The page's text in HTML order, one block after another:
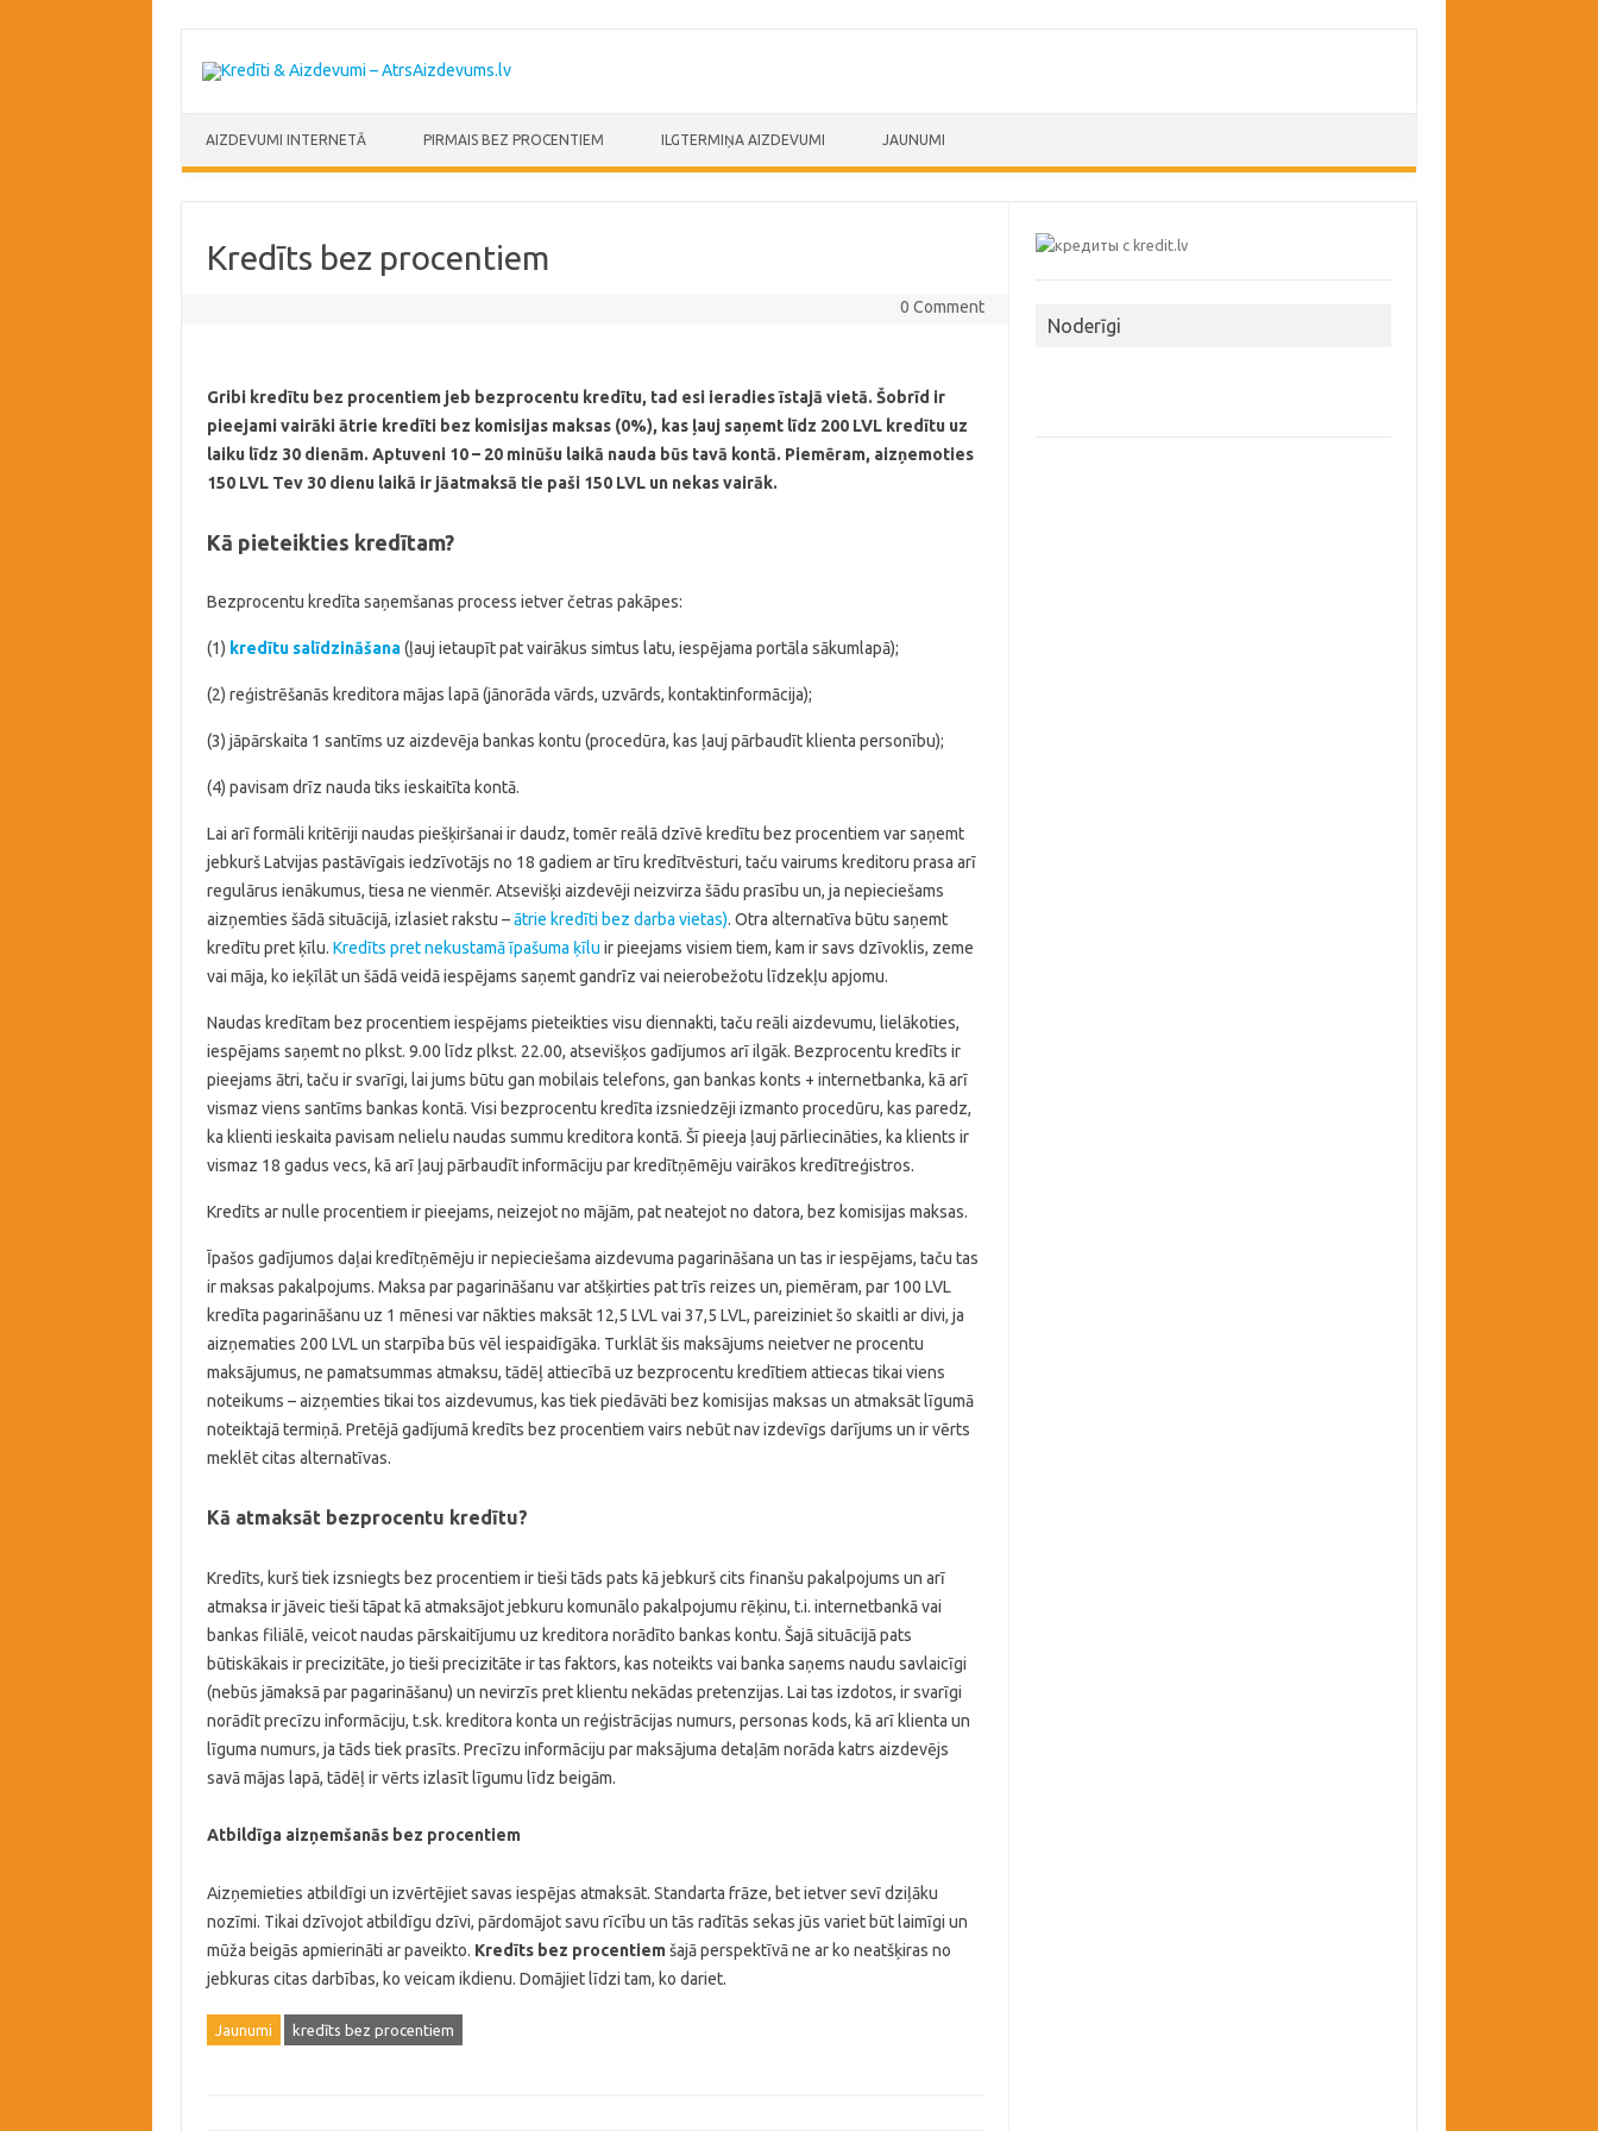
AIZDEVUMI INTERNETĀ PIRMAIS BEZ PROCENTIEM ILGTERMIŅA AIZDEVUMI JAUNUMI
Kredīts bez procentiem
0 Comment
Gribi kredītu bez procentiem jeb bezprocentu kredītu, tad esi ieradies īstajā vietā. Šobrīd ir
pieejami vairāki ātrie kredīti bez komisijas maksas (0%), kas ļauj saņemt līdz 200 LVL kredītu uz
laiku līdz 30 dienām. Aptuveni 10 – 20 minūšu laikā nauda būs tavā kontā. Piemēram, aizņemoties
150 LVL Tev 30 dienu laikā ir jāatmaksā tie paši 150 LVL un nekas vairāk.
Kā pieteikties kredītam?
Bezprocentu kredīta saņemšanas process ietver četras pakāpes:
(1) kredītu salīdzināšana(ļauj ietaupīt pat vairākus simtus latu, iespējama portāla sākumlapā);
(2) reģistrēšanās kreditora mājas lapā (jānorāda vārds, uzvārds, kontaktinformācija);
(3) jāpārskaita 1 santīms uz aizdevēja bankas kontu (procedūra, kas ļauj pārbaudīt klienta personību);
(4) pavisam drīz nauda tiks ieskaitīta kontā.
Lai arī formāli kritēriji naudas piešķiršanai ir daudz, tomēr reālā dzīvē kredītu bez procentiem var saņemt
jebkurš Latvijas pastāvīgais iedzīvotājs no 18 gadiem ar tīru kredītvēsturi, taču vairums kreditoru prasa arī
regulārus ienākumus, tiesa ne vienmēr. Atsevišķi aizdevēji neizvirza šādu prasību un, ja nepieciešams
aizņemties šādā situācijā, izlasiet rakstu –ātrie kredīti bez darba vietas). Otra alternatīva būtu saņemt
kredītu pret ķīlu. Kredīts pret nekustamā īpašuma ķīlu ir pieejams visiem tiem, kam ir savs dzīvoklis, zeme
vai māja, ko ieķīlāt un šādā veidā iespējams saņemt gandrīz vai neierobežotu līdzekļu apjomu.
Naudas kredītam bez procentiem iespējams pieteikties visu diennakti, taču reāli aizdevumu, lielākoties,
iespējams saņemt no plkst. 9.00 līdz plkst. 22.00, atsevišķos gadījumos arī ilgāk. Bezprocentu kredīts ir
pieejams ātri, taču ir svarīgi, lai jums būtu gan mobilais telefons, gan bankas konts + internetbanka, kā arī
vismaz viens santīms bankas kontā. Visi bezprocentu kredīta izsniedzēji izmanto procedūru, kas paredz,
ka klienti ieskaita pavisam nelielu naudas summu kreditora kontā. Šī pieeja ļauj pārliecināties, ka klients ir
vismaz 18 gadus vecs, kā arī ļauj pārbaudīt informāciju par kredītņēmēju vairākos kredītreģistros.
Kredīts ar nulle procentiem ir pieejams, neizejot no mājām, pat neatejot no datora, bez komisijas maksas.
Īpašos gadījumos daļai kredītņēmēju ir nepieciešama aizdevuma pagarināšana un tas ir iespējams, taču tas
ir maksas pakalpojums. Maksa par pagarināšanu var atšķirties pat trīs reizes un, piemēram, par 100 LVL
kredīta pagarināšanu uz 1 mēnesi var nākties maksāt 12,5 LVL vai 37,5 LVL, pareiziniet šo skaitli ar divi, ja
aizņematies 200 LVL un starpība būs vēl iespaidīgāka. Turklāt šis maksājums neietver ne procentu
maksājumus, ne pamatsummas atmaksu, tādēļ attiecībā uz bezprocentu kredītiem attiecas tikai viens
noteikums – aizņemties tikai tos aizdevumus, kas tiek piedāvāti bez komisijas maksas un atmaksāt līgumā
noteiktajā termiņā. Pretējā gadījumā kredīts bez procentiem vairs nebūt nav izdevīgs darījums un ir vērts
meklēt citas alternatīvas.
Kā atmaksāt bezprocentu kredītu?
Kredīts, kurš tiek izsniegts bez procentiem ir tieši tāds pats kā jebkurš cits finanšu pakalpojums un arī
atmaksa ir jāveic tieši tāpat kā atmaksājot jebkuru komunālo pakalpojumu rēķinu, t.i. internetbankā vai
bankas filiālē, veicot naudas pārskaitījumu uz kreditora norādīto bankas kontu. Šajā situācijā pats
būtiskākais ir precizitāte, jo tieši precizitāte ir tas faktors, kas noteikts vai banka saņems naudu savlaicīgi
(nebūs jāmaksā par pagarināšanu) un nevirzīs pret klientu nekādas pretenzijas. Lai tas izdotos, ir svarīgi
norādīt precīzu informāciju, t.sk. kreditora konta un reģistrācijas numurs, personas kods, kā arī klienta un
līguma numurs, ja tāds tiek prasīts. Precīzu informāciju par maksājuma detaļām norāda katrs aizdevējs
savā mājas lapā, tādēļ ir vērts izlasīt līgumu līdz beigām.
Atbildīga aizņemšanās bez procentiem
Aizņemieties atbildīgi un izvērtējiet savas iespējas atmaksāt. Standarta frāze, bet ietver sevī dziļāku
nozīmi. Tikai dzīvojot atbildīgu dzīvi, pārdomājot savu rīcību un tās radītās sekas jūs variet būt laimīgi un
mūža beigās apmierināti ar paveikto. Kredīts bez procentiemšajā perspektīvā ne ar ko neatšķiras no
jebkuras citas darbības, ko veicam ikdienu. Domājiet līdzi tam, ko dariet.
Jaunumi kredīts bez procentiem
Noderīgi